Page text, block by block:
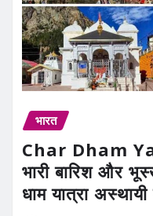
भारत
Char Dham
भारी बारिश और
धाम यात्रा